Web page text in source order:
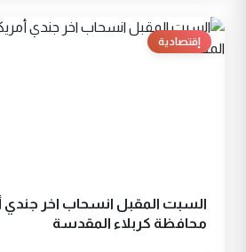
إقتصادية
السبت المقبل انسحاب اخر جندي
محافظة كربلاء المقدسة